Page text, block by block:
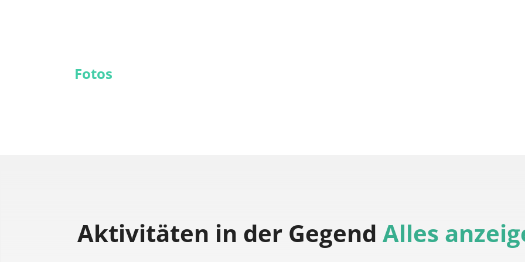
Fotos
Aktivitäten in der Gegend Alles